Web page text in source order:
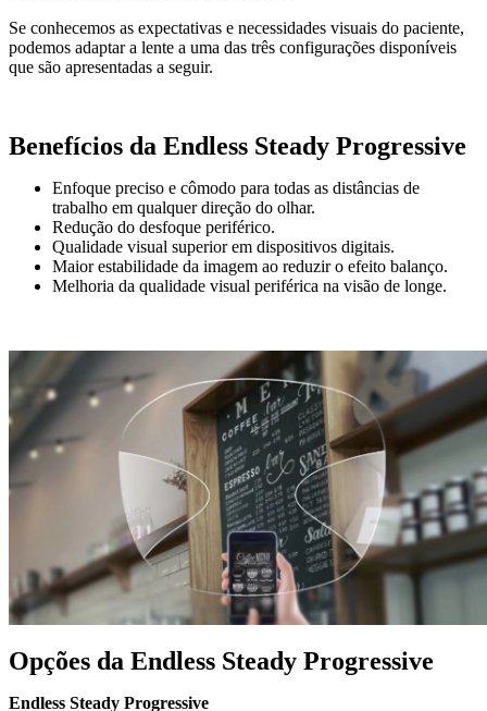
Se conhecemos as expectativas e necessidades visuais do paciente,
podemos adaptar a lente a uma das três configurações disponíveis
que são apresentadas a seguir.
Benefícios da Endless Steady Progressive
Enfoque preciso e cômodo para todas as distâncias de
trabalho em qualquer direção do olhar.
Redução do desfoque periférico.
Qualidade visual superior em dispositivos digitais.
Maior estabilidade da imagem ao reduzir o efeito balanço.
Melhoria da qualidade visual periférica na visão de longe.
Opções da Endless Steady Progressive
Endless Steady Progressive